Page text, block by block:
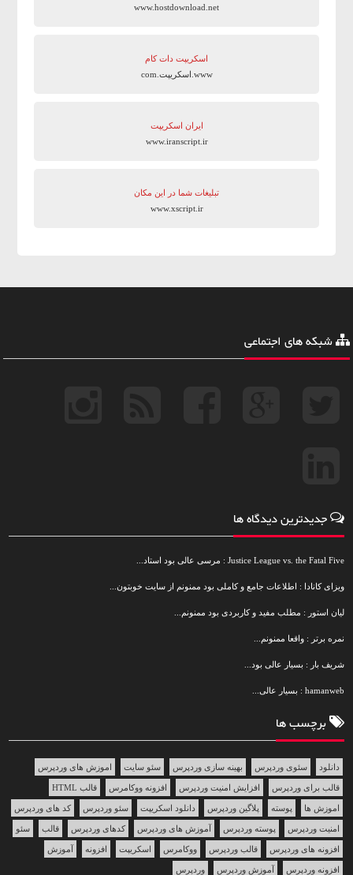
www.hostdownload.net
اسکریپت دات کام
www.اسکریپت.com
ایران اسکریپت
www.iranscript.ir
تبلیغات شما در این مکان
www.xscript.ir
شبکه های اجتماعی
جدیدترین دیدگاه ها
Justice League vs. the Fatal Five : مرسی عالی بود استاد...
ویزای کانادا : اطلاعات جامع و کاملی بود ممنونم از سایت خوبتون...
لیان استور : مطلب مفید و کاربردی بود ممنونم...
نمره برتر : واقعا ممنونم...
شریف بار : بسیار عالی بود...
hamanweb : بسیار عالی...
برچسب ها
دانلود سئوی وردپرس بهینه سازی وردپرس سئو سایت اموزش های وردپرس
قالب برای وردپرس افزایش امنیت وردپرس افزونه ووکامرس قالب HTML
اموزش ها پوسته پلاگین وردپرس دانلود اسکریپت سئو وردپرس کد های وردپرس
امنیت وردپرس پوسته وردپرس آموزش های وردپرس کدهای وردپرس قالب سئو
افزونه های وردپرس قالب وردپرس ووکامرس اسکریپت افزونه آموزش
افزونه وردپرس آموزش وردپرس وردپرس